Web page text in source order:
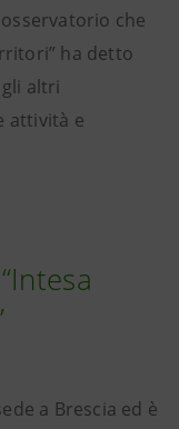
che
ha detto
altri
attività e
a Brescia ed è